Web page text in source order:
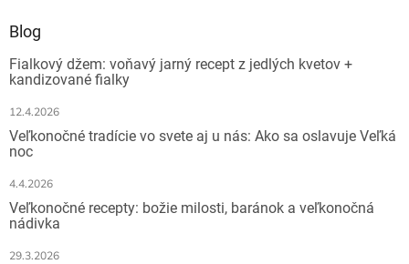
e
k
p
Blog
Fialkový džem: voňavý jarný recept z jedlých kvetov +
kandizované fialky
12.4.2026
Veľkonočné tradície vo svete aj u nás: Ako sa oslavuje Veľká
noc
4.4.2026
Veľkonočné recepty: božie milosti, baránok a veľkonočná
nádivka
29.3.2026